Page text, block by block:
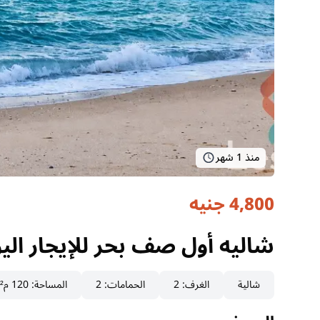
منذ 1 شهر
شاليه أول صف بحر للإيجار اليومي في
السويس, العين السخنة
4,800 جنيه
شاليه أول صف بحر للإيجار اليومي في
شالية الغرف:
2 الحمامات:
2 المساحة:120 م²